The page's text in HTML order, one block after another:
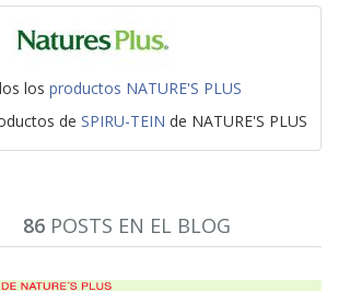
los productos NATURE'S PLUS
de SPIRU-TEIN de NATURE'S PLUS
86 POSTS EN EL BLOG